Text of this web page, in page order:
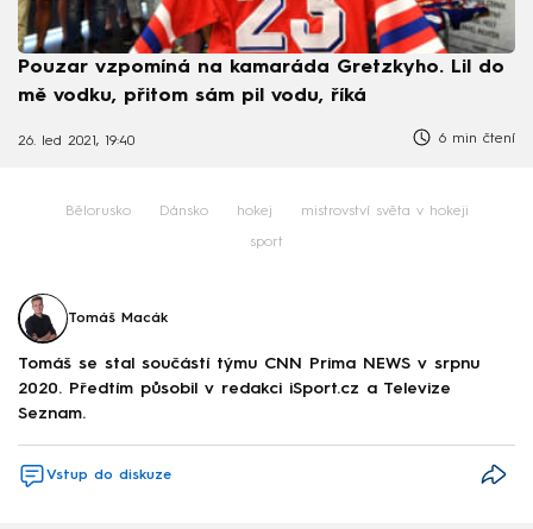
Pouzar vzpomíná na kamaráda Gretzkyho. Lil do
mě vodku, přitom sám pil vodu, říká
26. led 2021, 19:40 6 min čtení
Bělorusko Dánsko hokej mistrovství světa v hokeji
sport
Tomáš Macák
Tomáš se stal součástí týmu CNN Prima NEWS v srpnu
2020. Předtím působil v redakci iSport.cz a Televize
Seznam.
Vstup do diskuze